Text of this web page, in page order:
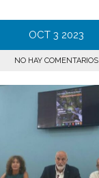
OCT 3 2023
NO HAY COMENTARIOS